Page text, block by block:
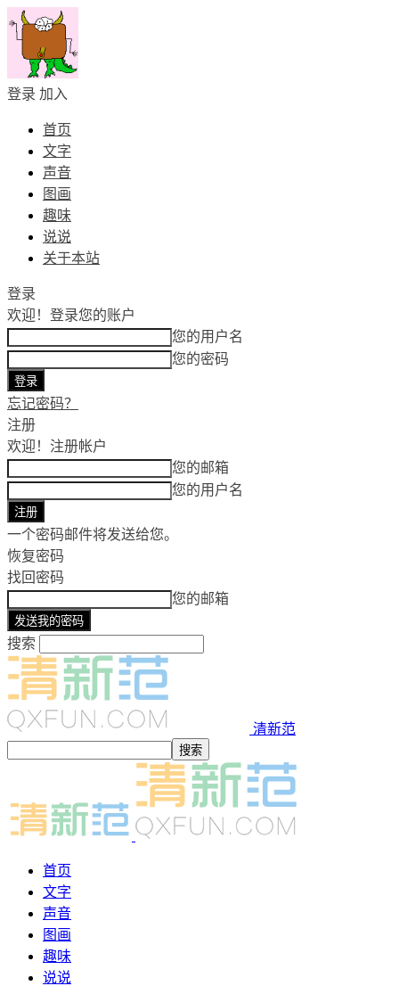
登录 加入
首页
文字
声音
图画
趣味
说说
关于本站
登录
欢迎！ 登录您的账户
您的用户名
您的密码
忘记密码？
注册
欢迎！ 注册帐户
您的邮箱
您的用户名
一个密码邮件将发送给您。
恢复密码
找回密码
您的邮箱
搜索
清新范
首页
文字
声音
图画
趣味
说说